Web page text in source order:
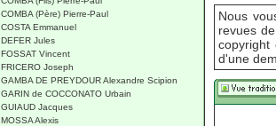
COMBA (Père) Pierre-Paul
COSTA Emmanuel
DEFER Jules
FOSSAT Vincent
FRICERO Joseph
GAMBA DE PREYDOUR Alexandre Scipion
GARIN de COCCONATO Urbain
GUIAUD Jacques
MOSSA Alexis
Nous
revues
copyright
d'une